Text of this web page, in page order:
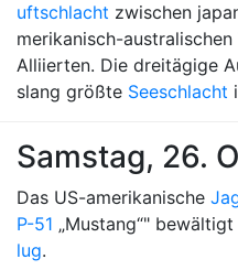
uftschlacht zwischen
merikanisch-
Alliierten. Die dreitägige
slang größte Seeschlacht
Samstag, 26.
Das US-amerikanische
P-51 „Mustang“"
lug.